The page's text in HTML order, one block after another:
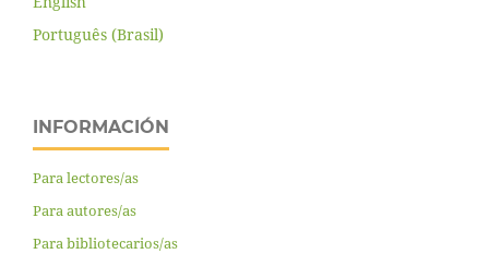
Português (Brasil)
INFORMACIÓN
Para lectores/as
Para autores/as
Para bibliotecarios/as